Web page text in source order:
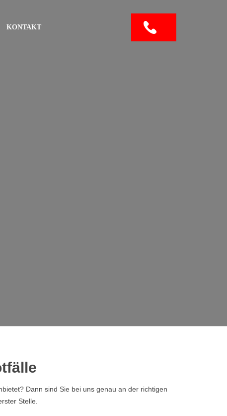
KONTAKT
Dann sind Sie bei uns genau an der richtigen
Stelle.